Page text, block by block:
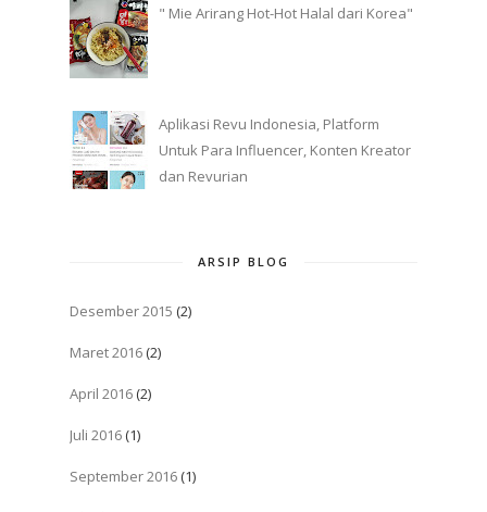
" Mie Arirang Hot-Hot Halal dari Korea"
Aplikasi Revu Indonesia, Platform
Untuk Para Influencer, Konten Kreator
dan Revurian
ARSIP BLOG
Desember 2015 (2)
Maret 2016 (2)
April 2016 (2)
Juli 2016 (1)
September 2016 (1)